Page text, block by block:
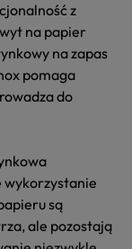
z
na papier
na zapas
pomaga
do
wykorzystanie
są
ale pozostają